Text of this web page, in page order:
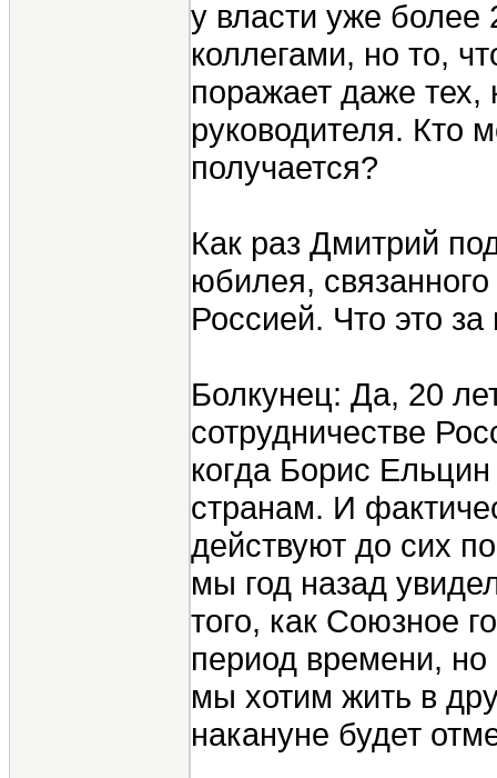
у власти уже более
коллегами, но то,
поражает даже тех,
руководителя. Кто
получается?
Как раз Дмитрий
юбилея,
Россией. Что это
Болкунец: Да, 20
сотрудничестве
когда Борис
странам. И
действуют до сих
мы год назад
того, как Союзное
период времени, но
мы хотим жить в
накануне будет